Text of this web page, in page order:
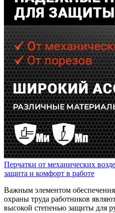
Перчатки от механических
защита и комфорт в работе
Важным элементом
охраны труда работников
высокой степенью защиты для